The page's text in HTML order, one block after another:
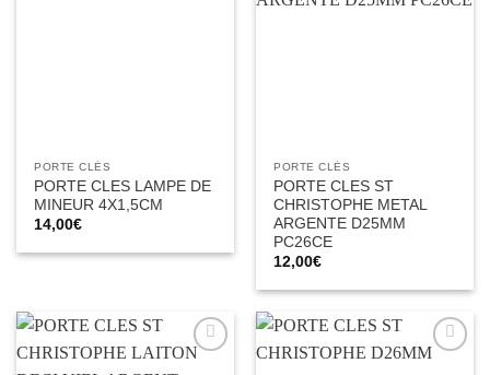
PORTE CLÉS
PORTE CLES LAMPE DE
MINEUR 4X1,5CM
14,00€
PORTE CLÉS
PORTE CLES ST
CHRISTOPHE METAL
ARGENTE D25MM
PC26CE
12,00€